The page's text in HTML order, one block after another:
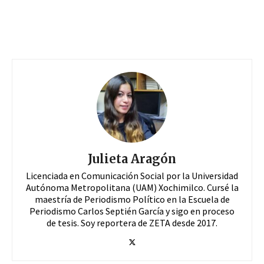
Julieta Aragón
Licenciada en Comunicación Social por la Universidad
Autónoma Metropolitana (UAM) Xochimilco. Cursé la
maestría de Periodismo Político en la Escuela de
Periodismo Carlos Septién García y sigo en proceso
de tesis. Soy reportera de ZETA desde 2017.